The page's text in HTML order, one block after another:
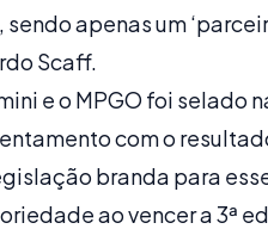
apenas um
Scaff.
e o MPGO foi selado
com o
branda para
ao vencer a 3ª